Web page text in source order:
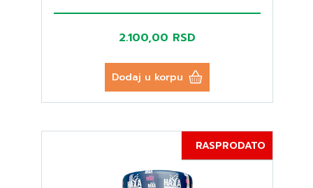
2.100,00 RSD
Dodaj u korpu
RASPRODATO